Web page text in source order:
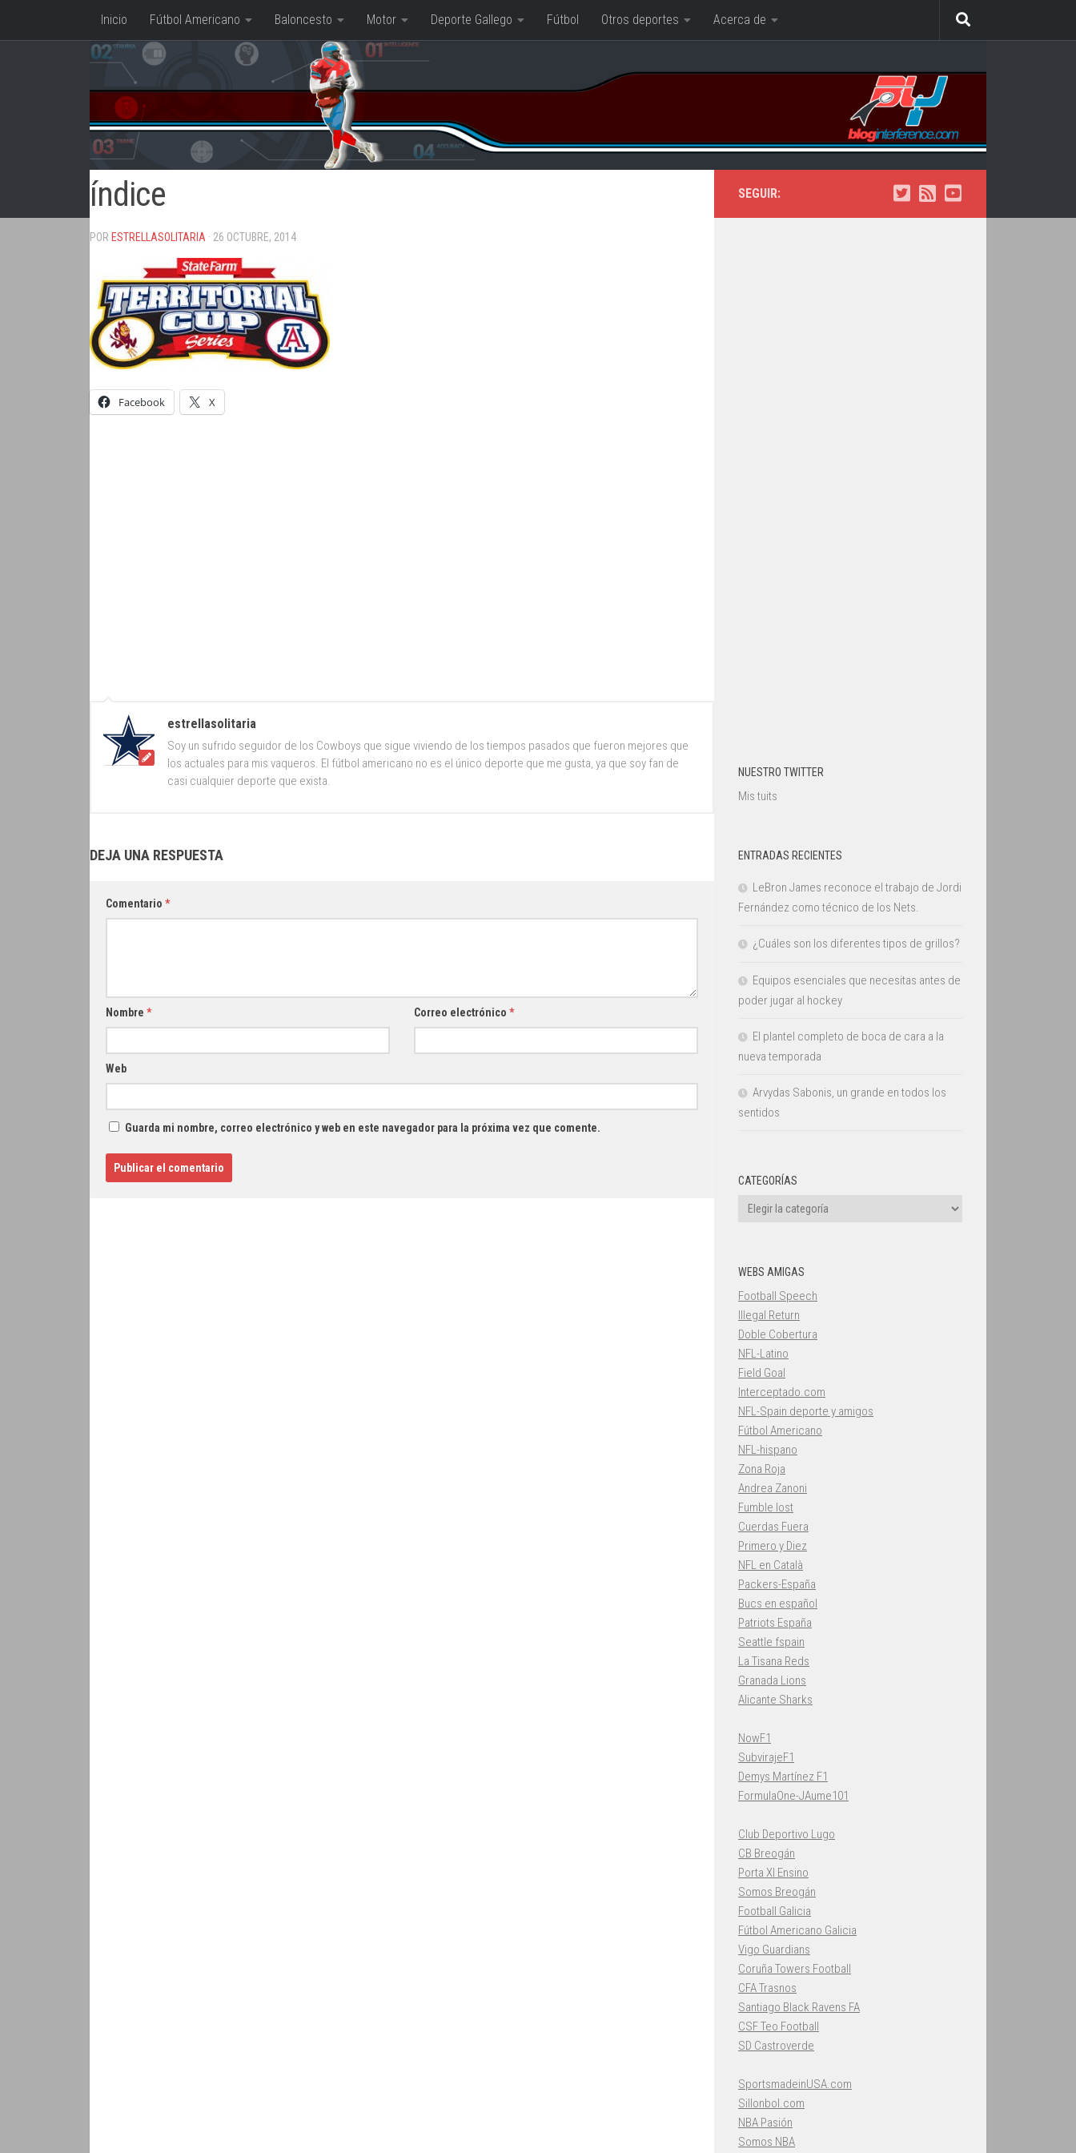
Saltar al contenido
Inicio Fútbol Americano Baloncesto Motor Deporte Gallego Fútbol Otros deportes Acerca de
índice
POR ESTRELLASOLITARIA · 26 OCTUBRE, 2014
Facebook X
estrellasolitaria
Soy un sufrido seguidor de los Cowboys que sigue viviendo de los tiempos pasados que fueron mejores que
los actuales para mis vaqueros. El fútbol americano no es el único deporte que me gusta, ya que soy fan de
casi cualquier deporte que exista.
DEJA UNA RESPUESTA
Comentario *
Nombre * Correo electrónico *
Web
Guarda mi nombre, correo electrónico y web en este navegador para la próxima vez que comente.
SEGUIR:
NUESTRO TWITTER
Mis tuits
ENTRADAS RECIENTES
LeBron James reconoce el trabajo de Jordi
Fernández como técnico de los Nets.
¿Cuáles son los diferentes tipos de grillos?
Equipos esenciales que necesitas antes de
poder jugar al hockey
El plantel completo de boca de cara a la
nueva temporada
Arvydas Sabonis, un grande en todos los
sentidos
CATEGORÍAS
Categorías
WEBS AMIGAS
Football Speech
Illegal Return
Doble Cobertura
NFL-Latino
Field Goal
Interceptado.com
NFL-Spain deporte y amigos
Fútbol Americano
NFL-hispano
Zona Roja
Andrea Zanoni
Fumble lost
Cuerdas Fuera
Primero y Diez
NFL en Català
Packers-España
Bucs en español
Patriots España
Seattle fspain
La Tisana Reds
Granada Lions
Alicante Sharks
NowF1
SubvirajeF1
Demys Martínez F1
FormulaOne-JAume101
Club Deportivo Lugo
CB Breogán
Porta XI Ensino
Somos Breogán
Football Galicia
Fútbol Americano Galicia
Vigo Guardians
Coruña Towers Football
CFA Trasnos
Santiago Black Ravens FA
CSF Teo Football
SD Castroverde
SportsmadeinUSA.com
Sillonbol.com
NBA Pasión
Somos NBA